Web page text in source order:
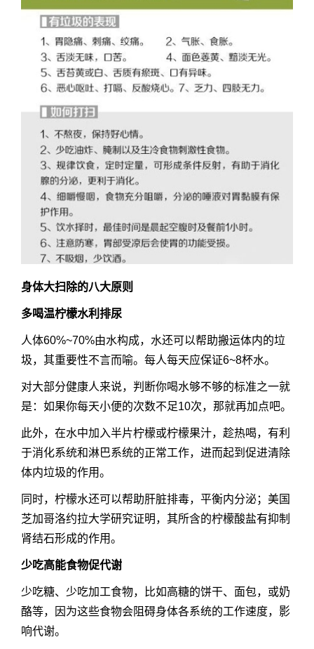
身体大扫除的八大原则
多喝温柠檬水利排尿
人体60%~70%由水构成，水还可以帮助搬运体内的垃
圾，其重要性不言而喻。每人每天应保证6~8杯水。
对大部分健康人来说，判断你喝水够不够的标准之一就
是：如果你每天小便的次数不足10次，那就再加点吧。
此外，在水中加入半片柠檬或柠檬果汁，趁热喝，有利
于消化系统和淋巴系统的正常工作，进而起到促进清除
体内垃圾的作用。
同时，柠檬水还可以帮助肝脏排毒，平衡内分泌；美国
芝加哥洛约拉大学研究证明，其所含的柠檬酸盐有抑制
肾结石形成的作用。
少吃高能食物促代谢
少吃糖、少吃加工食物，比如高糖的饼干、面包，或奶
酪等，因为这些食物会阻碍身体各系统的工作速度，影
响代谢。